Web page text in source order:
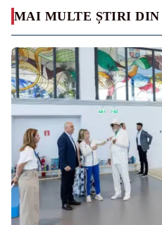
MAI MULTE ȘTIRI DIN